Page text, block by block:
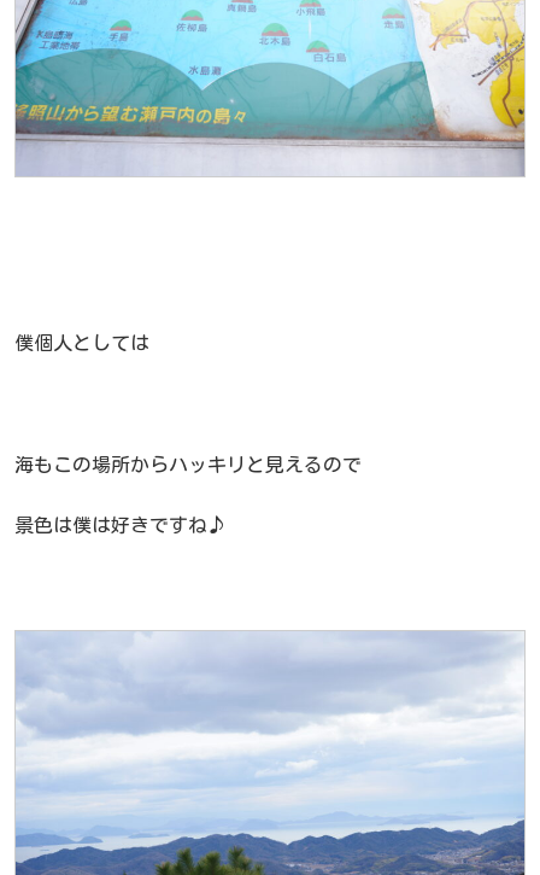
僕個人としては
海もこの場所からハッキリと見えるので
景色は僕は好きですね♪